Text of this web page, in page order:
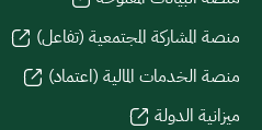
منصة المشاركة المجتمعية (تفاعل)
منصة الخدمات المالية (اعتماد)
ميزانية الدولة